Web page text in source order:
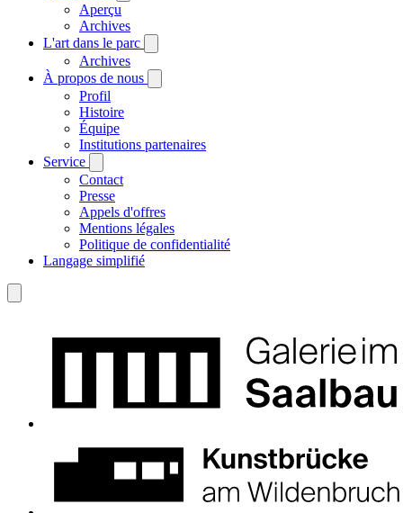
Aperçu
Archives
L'art dans le parc
Archives
À propos de nous
Profil
Histoire
Équipe
Institutions partenaires
Service
Contact
Presse
Appels d'offres
Mentions légales
Politique de confidentialité
Langage simplifié